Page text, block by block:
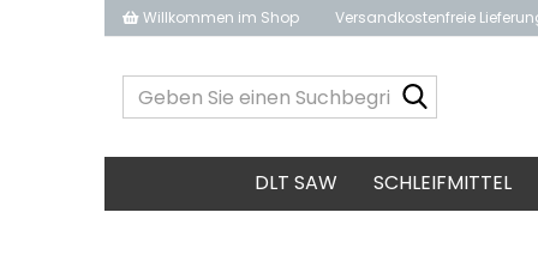
Willkommen im Shop Versandkostenfreie
Sie
ein...
DLT SAW SCHLEIFMITTEL